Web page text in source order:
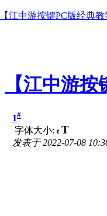
【江中游按键PC版经典
【江中游
1#
字体大小: t T
发表于2022-07-08